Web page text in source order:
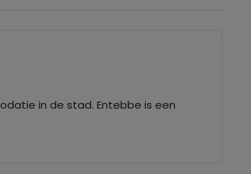
in de stad. Entebbe is een